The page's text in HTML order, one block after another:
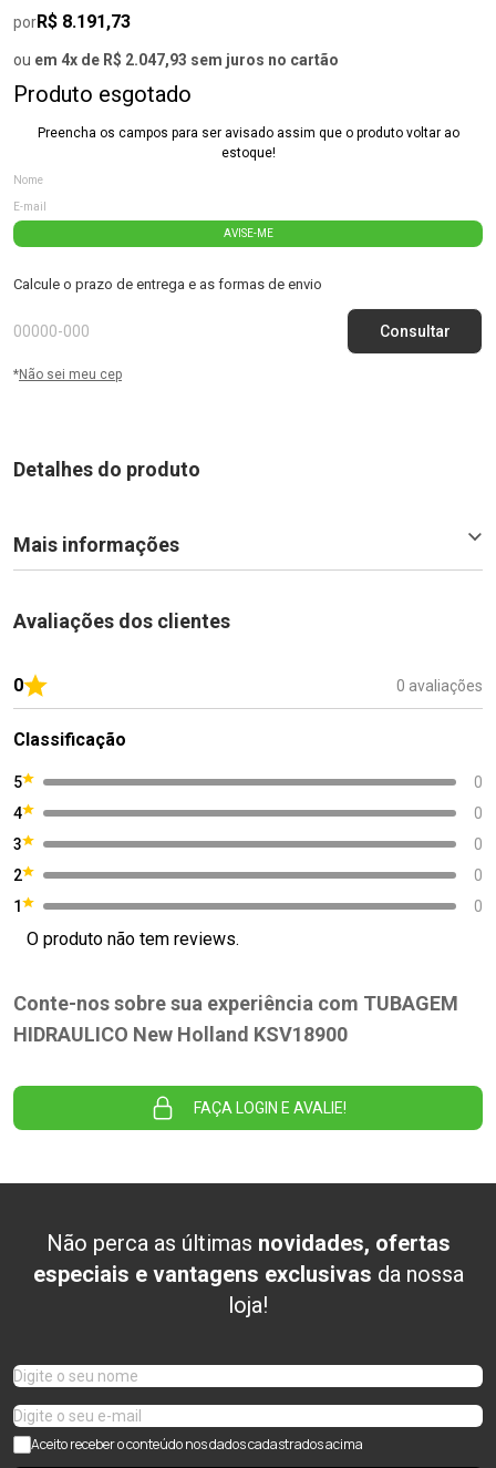
porR$ 8.191,73
ou em 4x de R$ 2.047,93 sem juros no cartão
Produto esgotado
Preencha os campos para ser avisado assim que o produto voltar ao
estoque!
AVISE-ME
Calcule o prazo de entrega e as formas de envio
*Não sei meu cep
Detalhes do produto
Mais informações
Avaliações dos clientes
0 0 avaliações
Classificação
5
0
4
0
3
0
2
0
1
0
O produto não tem reviews.
Conte-nos sobre sua experiência com TUBAGEM
HIDRAULICO New Holland KSV18900
FAÇA LOGIN E AVALIE!
Não perca as últimas novidades, ofertas
especiais e vantagens exclusivas da nossa
loja!
Aceito receber o conteúdo nos dados cadastrados acima